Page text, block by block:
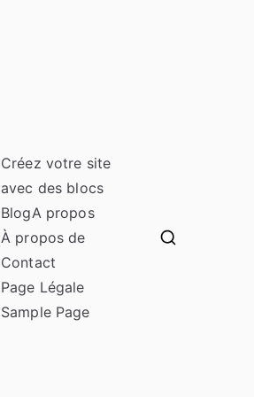
Créez votre site
avec des blocs
BlogA propos
À propos de
Contact
Page Légale
Sample Page